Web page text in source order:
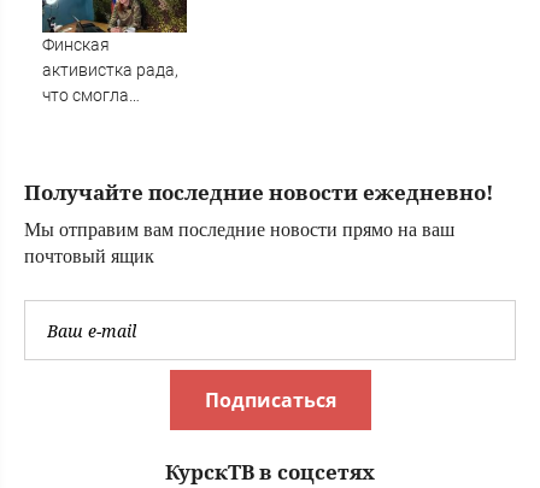
диагноз
Финская
активистка рада,
что смогла
на Вести.ru
Получайте последние новости ежедневно!
Мы отправим вам последние новости прямо на ваш
почтовый ящик
Подписаться
КурскТВ в соцсетях